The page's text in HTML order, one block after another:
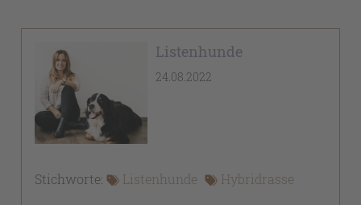
Listenhunde
24.08.2022
Stichworte: Listenhunde Hybridrasse